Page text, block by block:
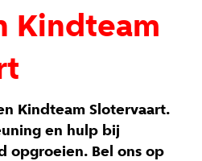
Kindteam
Kindteam Slotervaart.
en hulp bij
opgroeien. Bel ons op